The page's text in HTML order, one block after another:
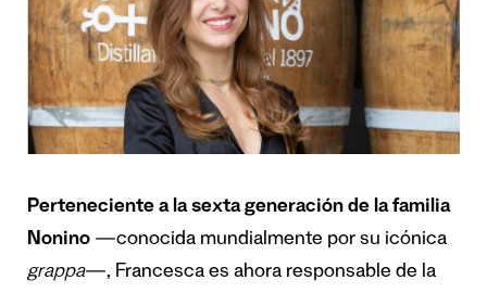
Perteneciente a la sexta generación de la familia
Nonino —conocida mundialmente por su icónica
grappa—, Francesca es ahora responsable de la